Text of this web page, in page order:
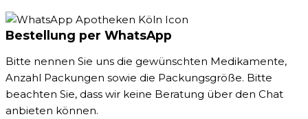
Bestellung per WhatsApp
Bitte nennen Sie uns die gewünschten Medikamente,
Anzahl Packungen sowie die Packungsgröße. Bitte
beachten Sie, dass wir keine Beratung über den Chat
anbieten können.